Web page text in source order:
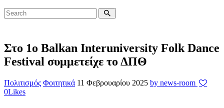
Στο 1ο Balkan Interuniversity Folk Dance
Festival συμμετείχε το ΔΠΘ
Πολιτισμός Φοιτητικά 11 Φεβρουαρίου 2025 by news-room
0Likes